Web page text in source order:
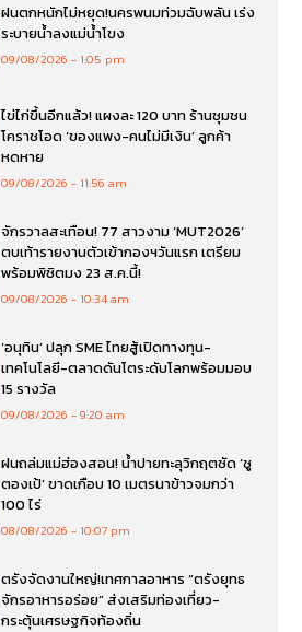
ฝนตกหนักไม่หยุด!นครพนมท่วมฉับพลัน เร่ง
ระบายน้ำลงแม่น้ำโขง
09/08/2026 1:05 pm
ไข่ไก่ขึ้นอีกแล้ว! แผงละ 120 บาท ร้านชุมชน
โคราชโอด ‘ของแพง-คนไม่มีเงิน’ ลูกค้า
หดหาย
09/08/2026 11:56 am
จักรวาลสะเทือน! 77 สาวงาม ‘MUT2026’
ตบเท้ารายงานตัวเข้ากองฯวันแรก เตรียม
พร้อมพิชิตมง 23 ส.ค.นี้!
09/08/2026 10:34 am
‘อนุทิน’ ปลุก SME ไทยสู้เปิดทางทุน-
เทคโนโลยี-ตลาดดันโตระดับโลกพร้อมมอบ
15 รางวัล
09/08/2026 9:20 am
ฝนถล่มแม่ฮ่องสอน! น้ำปายทะลุวิกฤตซัด ‘ซู
ตองเป้’ ขาดเกือบ 10 เมตรนาข้าวจมกว่า
100 ไร่
08/08/2026 10:07 pm
ตรังจัดงานใหญ่!เทศกาลอาหาร “ตรังยุทธ
จักรอาหารอร่อย” ส่งเสริมท่องเที่ยว-
กระตุ้นเศรษฐกิจท้องถิ่น